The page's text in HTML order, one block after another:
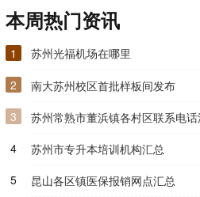
本周热门资讯
1
苏州光福机场在哪里
2
南大苏州校区首批样板间发布
3
苏州常熟市董浜镇各村区联系电话
4
苏州市专升本培训机构汇总
5
昆山各区镇医保报销网点汇总